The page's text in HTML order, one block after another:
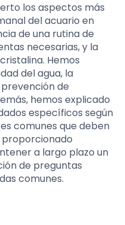
los aspectos más
del acuario en
de una rutina de
necesarias, y la
Hemos
del agua, la
de
hemos explicado
específicos según
comunes que deben
proporcionado
a largo plazo un
de preguntas
comunes.